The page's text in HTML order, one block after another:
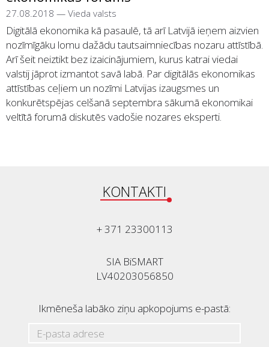
27.08.2018 — Vieda valsts
Digitālā ekonomika kā pasaulē, tā arī Latvijā ieņem aizvien
nozīmīgāku lomu dažādu tautsaimniecības nozaru attīstībā.
Arī šeit neiztikt bez izaicinājumiem, kurus katrai viedai
valstij jāprot izmantot savā labā. Par digitālās ekonomikas
attīstības ceļiem un nozīmi Latvijas izaugsmes un
konkurētspējas celšanā septembra sākumā ekonomikai
veltītā forumā diskutēs vadošie nozares eksperti.
KONTAKTI
+ 371 23300113
SIA BiSMART
LV40203056850
Ikmēneša labāko ziņu apkopojums e-pastā: